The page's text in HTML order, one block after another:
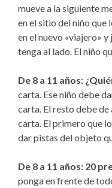
mueve a la siguiente
en el sitio del niño que
en el nuevo «viajero»
tenga al lado. El niño
De 8 a 11 años:
carta. Ese niño debe
carta. El resto debe
carta. El primero que
dar pistas del objeto
De 8 a 11 años: 20
ponga en frente de